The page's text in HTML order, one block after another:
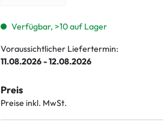
Normale Symptome
Verfügbar, >10 auf Lager
Voraussichtlicher Liefertermin:
11.08.2026 - 12.08.2026
Preis
Preise inkl. MwSt.